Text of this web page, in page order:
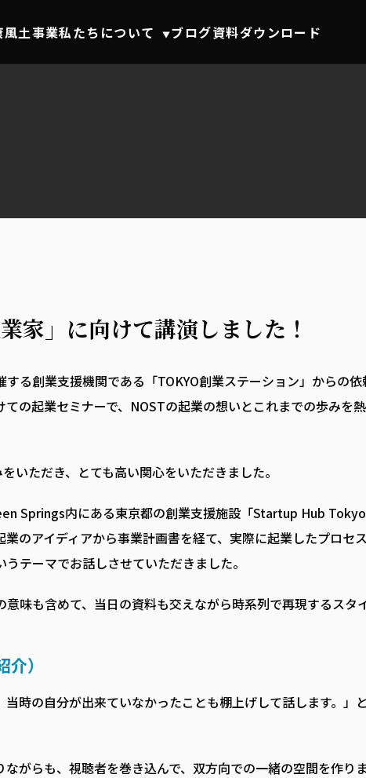
風土事業私たちについて ▼ブログ資料ダウンロード
家」に向けて講演しました！
る創業支援機関である「TOKYO創業ステーション」からの依
の起業セミナーで、NOSTの起業の想いとこれまでの歩みを
いただき、とても高い関心をいただきました。
Springs内にある東京都の創業支援施設「Startup Hub
のアイディアから事業計画書を経て、実際に起業したプロセ
テーマでお話しさせていただきました。
味も含めて、当日の資料も交えながら時系列で再現するスタ
）
当時の自分が出来ていなかったことも棚上げして話します。」
がらも、視聴者を巻き込んで、双方向での一緒の空間を作り